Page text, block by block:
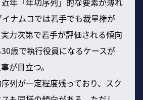
ナムコでは若手でも裁量権が
力次第で若手が評価される傾向
歳で執行役員になるケースが
が目立つ。
列が一定程度残っており、スク